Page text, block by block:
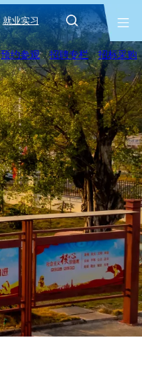
就业实习
预约参观 招聘专栏 招标采购